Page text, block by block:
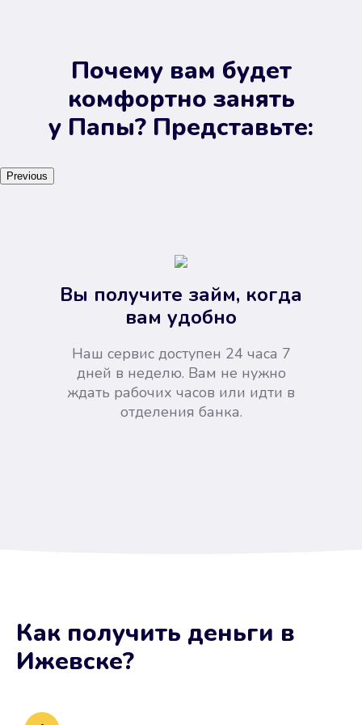
Почему вам будет
комфортно занять
у Папы? Представьте:
Previous
Вы получите займ, когда
вам удобно
Наш сервис доступен 24 часа 7
дней в неделю. Вам не нужно
ждать рабочих часов или идти в
отделения банка.
Не потребовались справки, залоги
и поручители. Папа вам доверяет.
Как получить деньги в
Ижевске?